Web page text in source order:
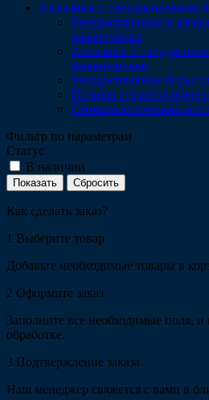
Алмазные и твердосплавные
Твердосплавные и
наконечника
Алмазные и
наконечников
Твердосплавные боры
Полиры
Стоматологический
Фильтр по параметрам
Статус
В наличии
Сбросить
Как сделать заказ?
1 Выберите товар
Добавьте необходимые товары в
2 Оформите заказ
Заполните все необходимые поля,
обработке.
3 Подтверждение заказа
Наш менеджер свяжется с вами в